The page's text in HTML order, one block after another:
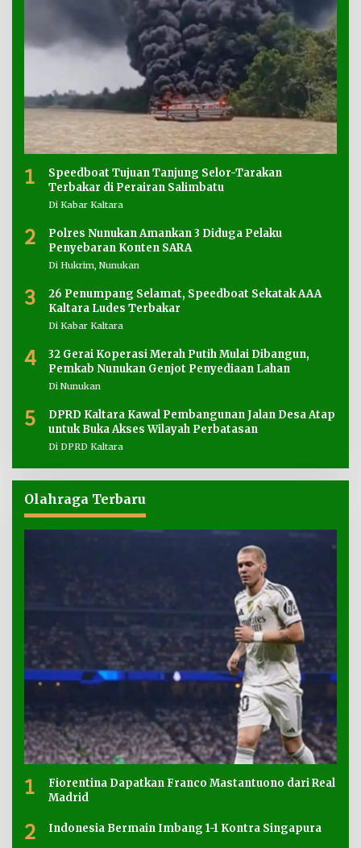
1
Speedboat Tujuan Tanjung Selor-Tarakan
Terbakar di Perairan Salimbatu
Di Kabar Kaltara
2
Polres Nunukan Amankan 3 Diduga Pelaku
Penyebaran Konten SARA
Di Hukrim, Nunukan
3
26 Penumpang Selamat, Speedboat Sekatak AAA
Kaltara Ludes Terbakar
Di Kabar Kaltara
4
32 Gerai Koperasi Merah Putih Mulai Dibangun,
Pemkab Nunukan Genjot Penyediaan Lahan
Di Nunukan
5
DPRD Kaltara Kawal Pembangunan Jalan Desa Atap
untuk Buka Akses Wilayah Perbatasan
Di DPRD Kaltara
Olahraga Terbaru
1
Fiorentina Dapatkan Franco Mastantuono dari Real
Madrid
2 Indonesia Bermain Imbang 1-1 Kontra Singapura